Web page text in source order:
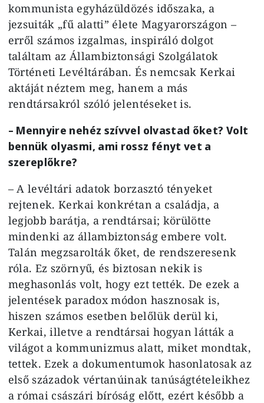
kommunista egyházüldözés időszaka, a
jezsuiták „fű alatti” élete Magyarországon –
erről számos izgalmas, inspiráló dolgot
találtam az Állambiztonsági Szolgálatok
Történeti Levéltárában. És nemcsak Kerkai
aktáját néztem meg, hanem a más
rendtársakról szóló jelentéseket is.
– Mennyire nehéz szívvel olvastad őket? Volt
bennük olyasmi, ami rossz fényt vet a
szereplőkre?
– A levéltári adatok borzasztó tényeket
rejtenek. Kerkai konkrétan a családja, a
legjobb barátja, a rendtársai; körülötte
mindenki az állambiztonság embere volt.
Talán megzsarolták őket, de rendszeresenk
róla. Ez szörnyű, és biztosan nekik is
meghasonlás volt, hogy ezt tették. De ezek a
jelentések paradox módon hasznosak is,
hiszen számos esetben belőlük derül ki,
Kerkai, illetve a rendtársai hogyan látták a
világot a kommunizmus alatt, miket mondtak,
tettek. Ezek a dokumentumok hasonlatosak az
első századok vértanúinak tanúságtételeikhez
a római császári bíróság előtt, ezért később a